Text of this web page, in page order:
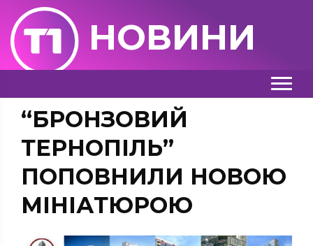
НОВИНИ
“БРОНЗОВИЙ
ТЕРНОПІЛЬ”
ПОПОВНИЛИ НОВОЮ
МІНІАТЮРОЮ